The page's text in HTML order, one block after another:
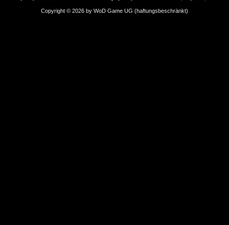
Copyright © 2026 by WoD Game UG (haftungsbeschränkt)